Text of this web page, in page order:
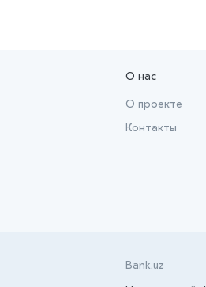
О нас
О проекте
Контакты
Bank.uz